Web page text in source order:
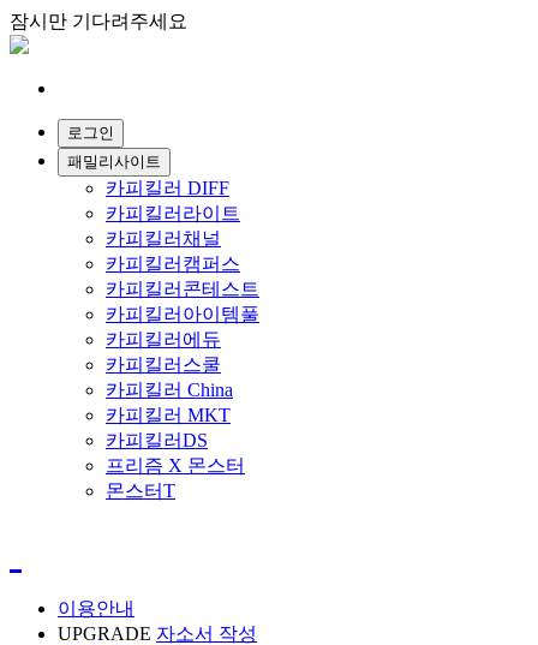
잠시만 기다려주세요
패밀리사이트
카피킬러 DIFF
카피킬러라이트
카피킬러채널
카피킬러캠퍼스
카피킬러콘테스트
카피킬러아이템풀
카피킬러에듀
카피킬러스쿨
카피킬러 China
카피킬러 MKT
카피킬러DS
프리즘 X 몬스터
몬스터T
이용안내
UPGRADE 자소서 작성